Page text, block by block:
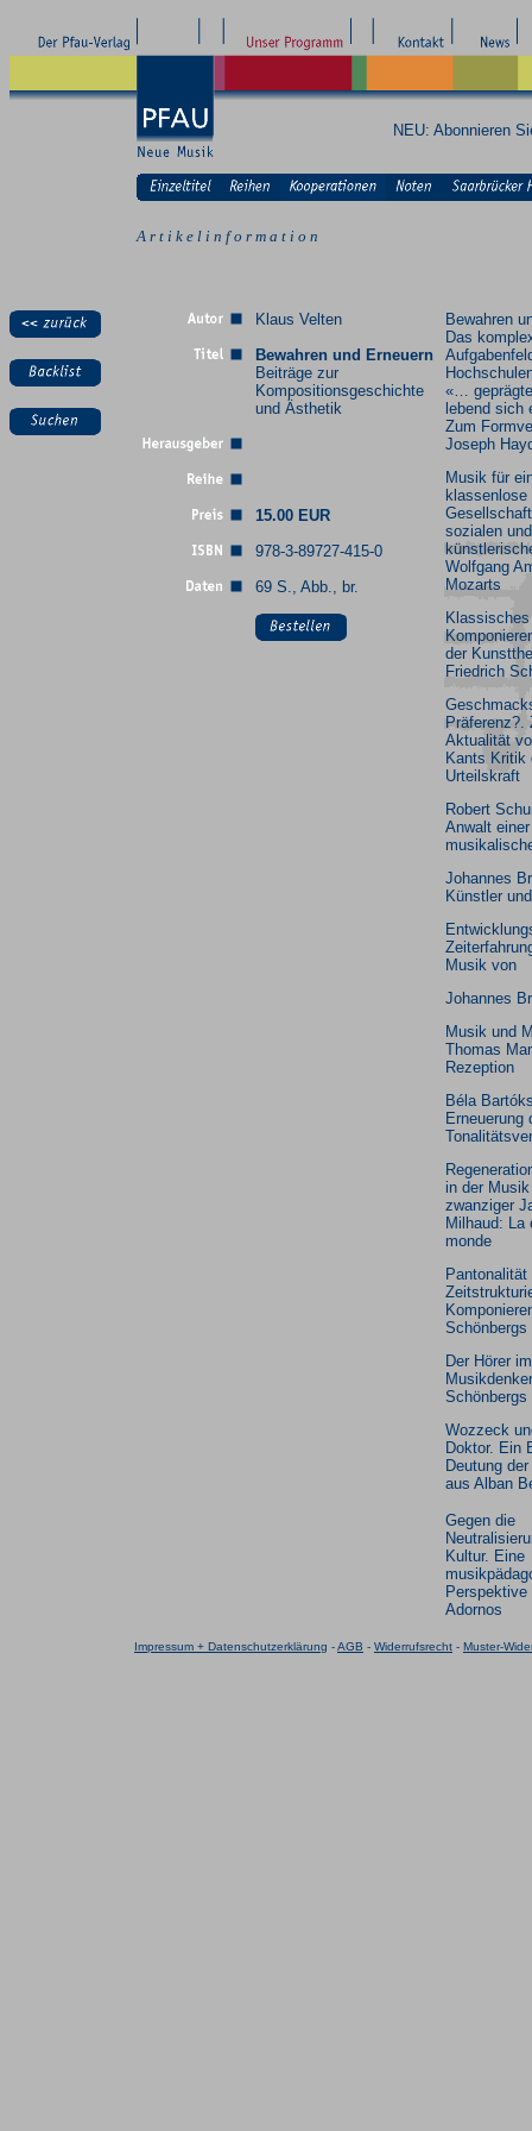
NEU: Abonnieren
A r t i k e l i n f o r m a t i o n
Klaus Velten
Bewahren und Erneuern
Beiträge zur
Kompositionsgeschichte
und Ästhetik
15.00 EUR
978-3-89727-415-0
69 S., Abb., br.
Bewahren
Das
«…
lebend sich
Zum
Joseph
Musik für
klassenlose
sozialen und
Wolfgang
Mozarts
Klassisches
der
Friedrich
Präferenz?.
Aktualität
Kants Kritik
Urteilskraft
Robert
Anwalt einer
Johannes
Künstler
Musik von
Johannes
Musik und
Thomas
Rezeption
Béla
Erneuerung
in der
zwanziger
Milhaud: La
monde
Pantonalität
Schönbergs
Der Hörer im
Schönbergs
Wozzeck
Doktor. Ein
Deutung
aus Alban
Gegen die
Kultur. Eine
Adornos
Impressum + Datenschutzerklärung -AGB - Widerrufsrecht - Muster-